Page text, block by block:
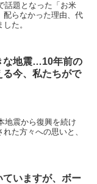
話題となった「お米
配らなかった理由、代
た。
な地震…10年前の
今、私たちがで
地震から復興を続け
た方々への思いと、
いますが、ボー